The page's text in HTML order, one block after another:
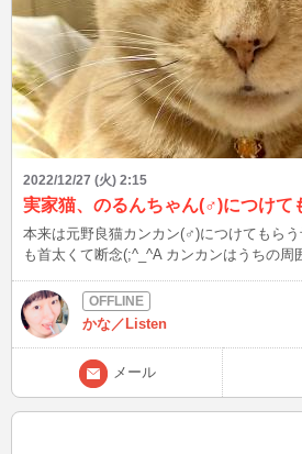
2022/12/27 (火) 2:15
実家猫、のるんちゃん(♂)につけて
本来は元野良猫カンカン(♂)につけてもら
も首太くて断念(;^_^A カンカンはうちの周
うどいいかなと思って…！ 東日本大震災の
歳。 こうやって見ると、おじさんですなぁ（笑） って、こ
と鈴しか分からないんですがw
かな／Listen
メール